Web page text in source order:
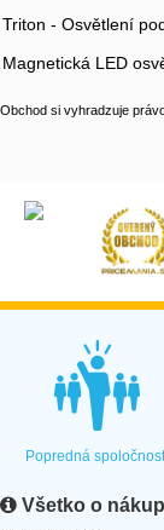
Triton - Osvětlení
Magnetická LED
Obchod si vyhradzuje
Popredná
Všetko o